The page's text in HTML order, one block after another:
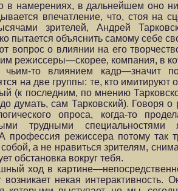
в намерениях, в дальнейшем оно
впечатление, что, стоя на
зрителей, Андрей
пытается объяснить самому себе
вопрос о влиянии на его
режиссеры—скорее, компания, в
то влиянием кадр—значит
на две группы: те, кто имитируют
(к последним, по мнению
думать, сам Тарковский). Говоря
опроса, когда-то
трудными специальностями
профессия режиссера потому так
а не нравиться зрителям,
обстановка вокруг тебя.
ход в
возникает некая интерактивность.